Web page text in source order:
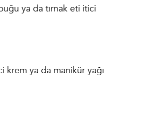
ya da tırnak eti itici
krem ya da manikür yağı